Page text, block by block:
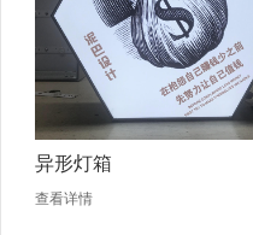
异形灯箱
查看详情